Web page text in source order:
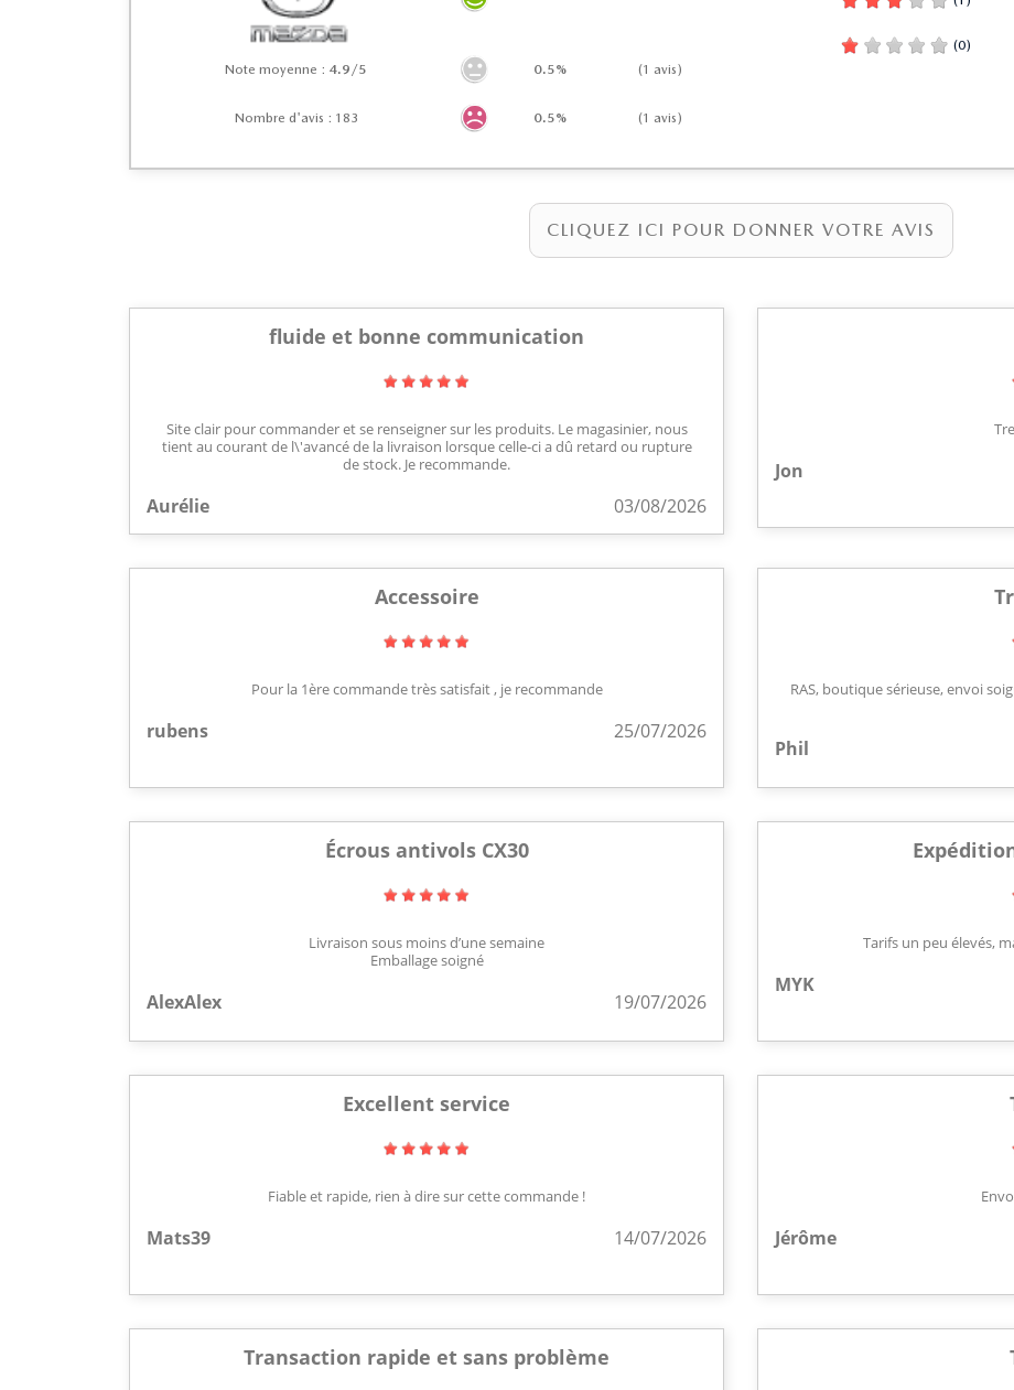
Note moyenne : 4.9/5 0.5% (1 avis)
Nombre d'avis : 183 0.5% (1 avis)
(0)
CLIQUEZ ICI POUR DONNER VOTRE AVIS
fluide et bonne communication
Site clair pour commander et se renseigner sur les produits. Le magasinier, nous
tient au courant de l\'avancé de la livraison lorsque celle-ci a dû retard ou rupture
de stock. Je recommande.
Aurélie 03/08/2026
Jon
Accessoire
Pour la 1ère commande très satisfait , je recommande
rubens 25/07/2026
RAS, boutique sérieuse, envoi
Phil
Écrous antivols CX30
Livraison sous moins d’une semaine
Emballage soigné
AlexAlex 19/07/2026
Tarifs un peu élevés,
MYK
Excellent service
Fiable et rapide, rien à dire sur cette commande !
Mats39 14/07/2026 Jérôme
Transaction rapide et sans problème